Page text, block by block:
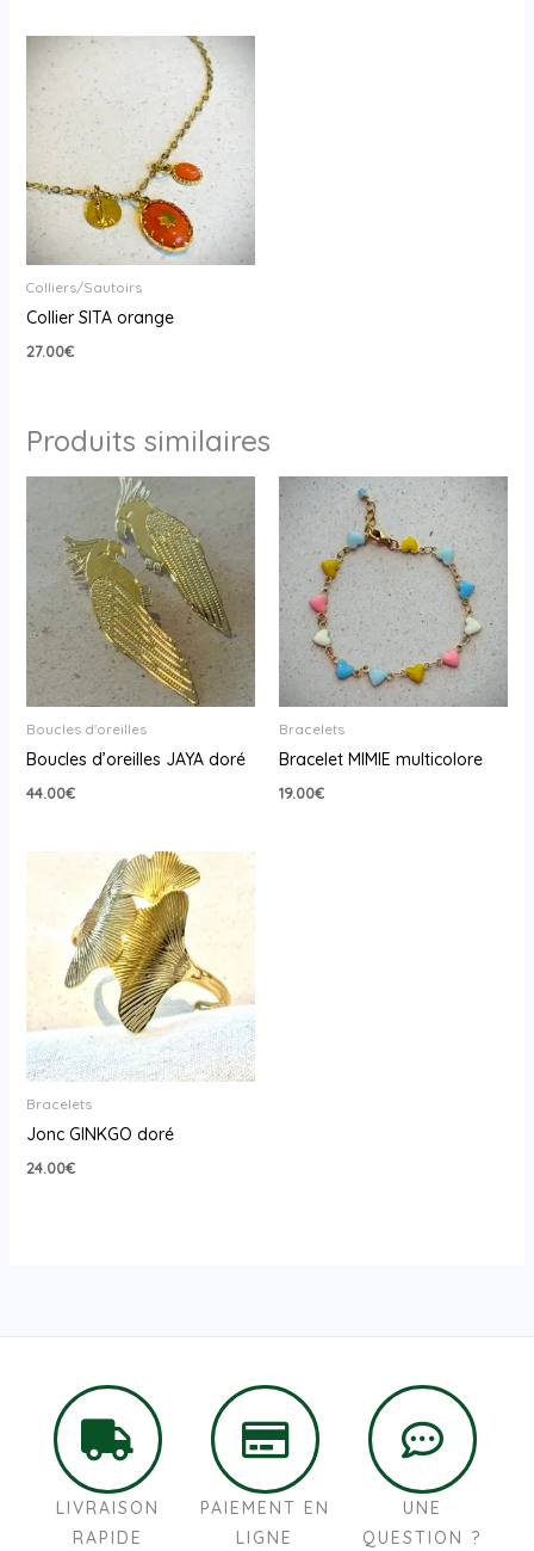
Colliers/Sautoirs
Collier SITA orange
27.00€
Produits similaires
Boucles d'oreilles
Boucles d’oreilles JAYA doré
44.00€
Bracelets
Bracelet MIMIE multicolore
19.00€
Bracelets
Jonc GINKGO doré
24.00€
LIVRAISON
RAPIDE
PAIEMENT EN
LIGNE
UNE
QUESTION ?